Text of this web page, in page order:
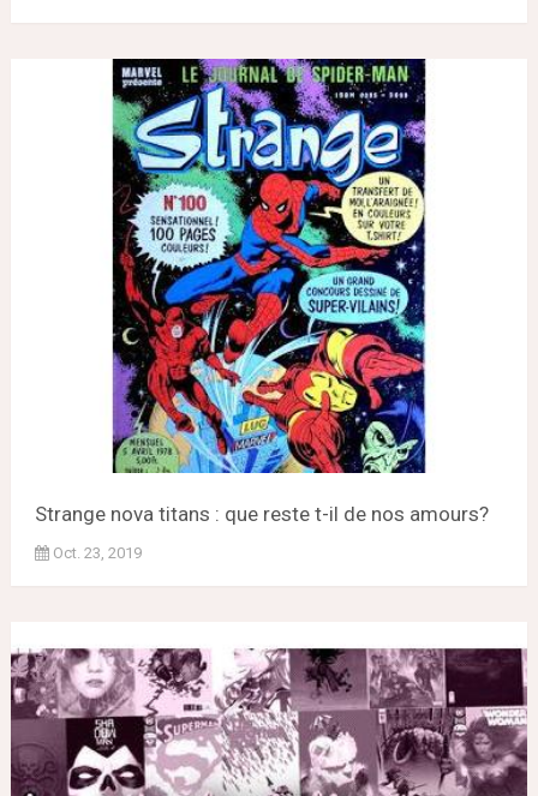
Strange nova titans : que reste t-il de nos amours?
Oct. 23, 2019